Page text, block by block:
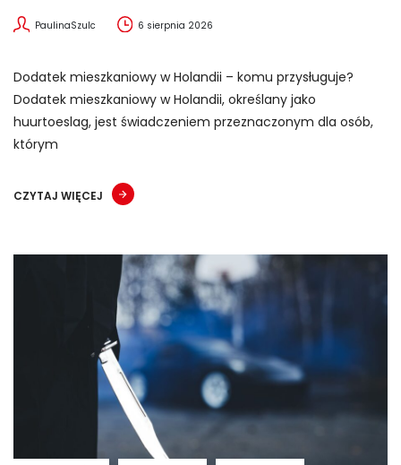
PaulinaSzulc 6 sierpnia 2026
Dodatek mieszkaniowy w Holandii – komu przysługuje?
Dodatek mieszkaniowy w Holandii, określany jako
huurtoeslag, jest świadczeniem przeznaczonym dla osób,
którym
CZYTAJ WIĘCEJ